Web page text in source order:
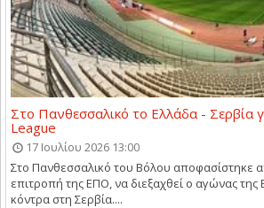
Στο Πανθεσσαλικό το Ελλάδα - Σερβία
League
17 Ιουλίου 2026 13:00
Στο Πανθεσσαλικό του Βόλου αποφασίστηκε
επιτροπή της ΕΠΟ, να διεξαχθεί ο αγώνας της
κόντρα στη Σερβία....